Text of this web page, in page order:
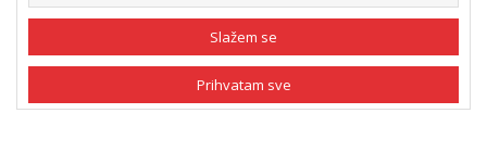
Nastojimo da budemo što precizniji u opisu proizvoda, prikazu slika i
samih cijena, ali ne možemo garantovati da su sve informacije kompletne
i bez grešaka. Svi artikli prikazani na sajtu su dio naše ponude i ne
Slažem se
Prihvatam sve